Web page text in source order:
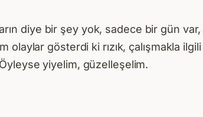
diye bir şey yok, sadece bir gün
olaylar gösterdi ki rızık, çalışmakla
yiyelim, güzelleşelim.